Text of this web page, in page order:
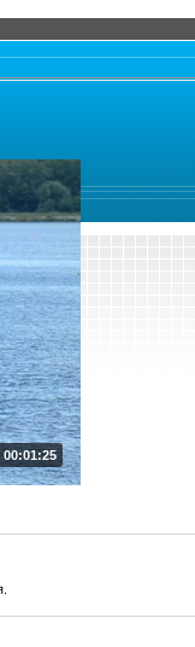
00:01:25